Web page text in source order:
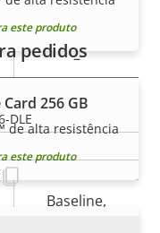
–
Baseline,
este produto
256 GB
de alta resistência
este produto
pedidos
DLE